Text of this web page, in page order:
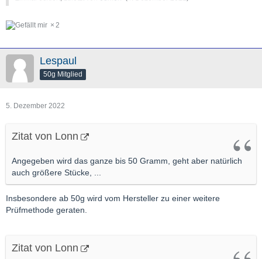
2
Lespaul
50g Mitglied
5. Dezember 2022
Zitat von Lonn
Angegeben wird das ganze bis 50 Gramm, geht aber natürlich
auch größere Stücke, ...
Insbesondere ab 50g wird vom Hersteller zu einer weitere
Prüfmethode geraten.
Zitat von Lonn